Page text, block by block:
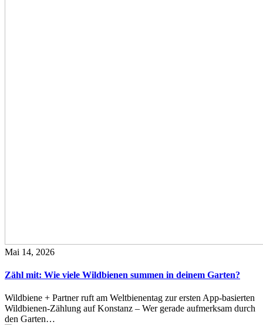
Mai 14, 2026
Zähl mit: Wie viele Wildbienen summen in deinem Garten?
Wildbiene + Partner ruft am Weltbienentag zur ersten App-basierten
Wildbienen-Zählung auf Konstanz – Wer gerade aufmerksam durch
den Garten…